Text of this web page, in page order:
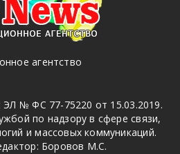
агентство
ЭЛ № ФС 77-75220 от 15.03.2019.
по надзору в сфере связи,
и массовых коммуникаций.
Боровов М.С.